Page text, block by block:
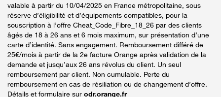
valable à partir du 10/04/2025 en France métropolitaine, sous
réserve d’éligibilité et d’équipements compatibles, pour la
souscription à l’offre Cheat_Code_Fibre_18_26 par des clients
âgés de 18 à 26 ans et 6 mois maximum, sur présentation d’une
carte d’identité. Sans engagement. Remboursement différé de
25€/mois à partir de la 2e facture Orange après validation de la
demande et jusqu’aux 26 ans révolus du client. Un seul
remboursement par client. Non cumulable. Perte du
remboursement en cas de résiliation ou de changement d’offre.
Détails et formulaire sur odr.orange.fr